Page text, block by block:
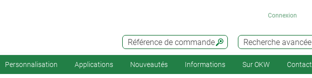
Recherche avancée
Référence de commande
Connexion
Personnalisation Applications Nouveautés Informations Sur OKW Contact